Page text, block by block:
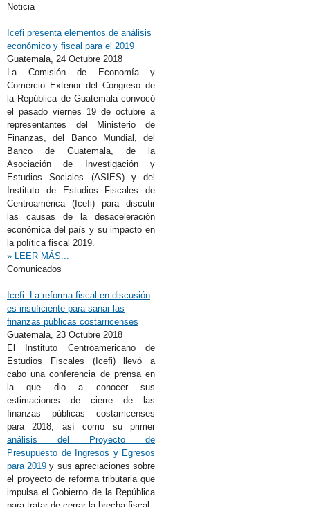
Noticia
Icefi presenta elementos de análisis
económico y fiscal para el 2019
Guatemala, 24 Octubre 2018
La Comisión de Economía y
Comercio Exterior del Congreso de
la República de Guatemala convocó
el pasado viernes 19 de octubre a
representantes del Ministerio de
Finanzas, del Banco Mundial, del
Banco de Guatemala, de la
Asociación de Investigación y
Estudios Sociales (ASIES) y del
Instituto de Estudios Fiscales de
Centroamérica (Icefi) para discutir
las causas de la desaceleración
económica del país y su impacto en
la política fiscal 2019.
» LEER MÁS...
Comunicados
Icefi: La reforma fiscal en discusión
es insuficiente para sanar las
finanzas públicas costarricenses
Guatemala, 23 Octubre 2018
El Instituto Centroamericano de
Estudios Fiscales (Icefi) llevó a
cabo una conferencia de prensa en
la que dio a conocer sus
estimaciones de cierre de las
finanzas públicas costarricenses
para 2018, así como su primer
análisis del Proyecto de
Presupuesto de Ingresos y Egresos
para 2019 y sus apreciaciones sobre
el proyecto de reforma tributaria que
impulsa el Gobierno de la República